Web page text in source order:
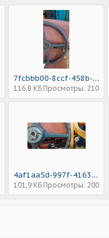
7fcbbb00-8ccf-458b-bb33-9c63af4f5853.jpeg
116,8 КБ Просмотры: 210
4af1aa5d-997f-4163-bfd9-b7972ce4775d.jpeg
101,9 КБ Просмотры: 200